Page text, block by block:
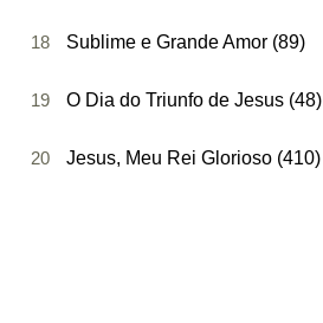
18 Sublime e Grande Amor (89)
19 O Dia do Triunfo de Jesus (48)
20 Jesus, Meu Rei Glorioso (410)